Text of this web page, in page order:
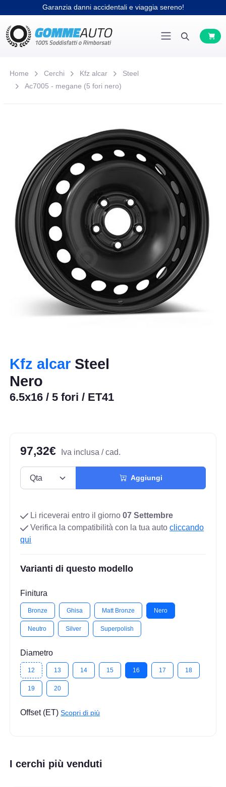
Garanzia danni accidentali e viaggia sereno!
Home Cerchi Kfz alcar
Steel
Ac7005 - megane (5 fori nero)
Kfz alcar Steel
Nero
6.5x16 / 5 fori / ET41
97,32€ Iva inclusa / cad.
Aggiungi
Li riceverai entro il giorno07 Settembre
Verifica la compatibilità con la tua autocliccando
qui
Varianti di questo modello
Finitura
Bronze Ghisa Matt Bronze Nero
Neutro Silver Superpolish
Diametro
12 13 14 15 16 17 18
19 20
Offset (ET)Scopri di più
I cerchi più venduti